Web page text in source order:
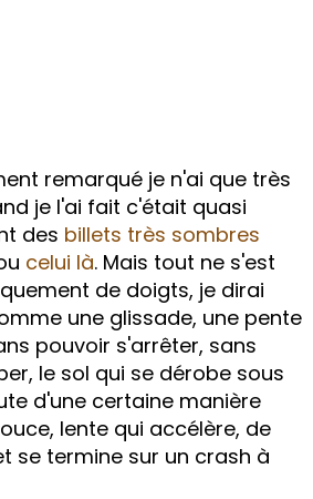
remarqué je n'ai que très
je l'ai fait c'était quasi
des billets très sombres
celui là. Mais tout ne s'est
de doigts, je dirai
une glissade, une pente
pouvoir s'arrêter, sans
le sol qui se dérobe sous
d'une certaine manière
lente qui accélère, de
se termine sur un crash à